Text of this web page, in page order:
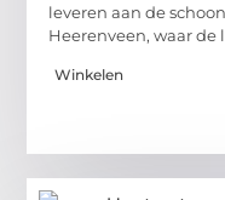
leveren aan de
Heerenveen, waar de
Winkelen